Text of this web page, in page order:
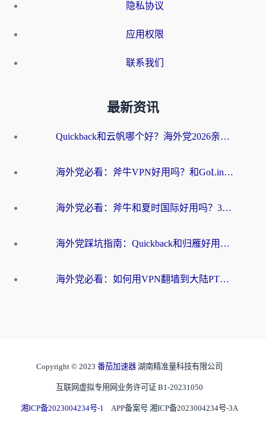
隐私协议
应用权限
联系我们
最新资讯
Quickback和云帆哪个好？海外党2026亲测指南：选对加速器大陆工具，无缝刷国内剧玩国服
海外党必看：斧牛VPN好用吗？和GoLinkVPN对比哪个回国效果更好？
海外党必看：斧牛和夏时国际好用吗？3步选对回国加速器，无缝刷国内资源
海外党踩坑指南：Quickback和归雁好用吗？选对加速器才能无缝刷国内资源
海外党必看：如何用VPN翻墙到大陆PTT？一篇解决你所有回国加速痛点
Copyright © 2023 番茄加速器 湖南精准量科技有限公司
互联网虚拟专用网业务许可证 B1-20231050
湘ICP备2023004234号-1 APP备案号 湘ICP备2023004234号-3A